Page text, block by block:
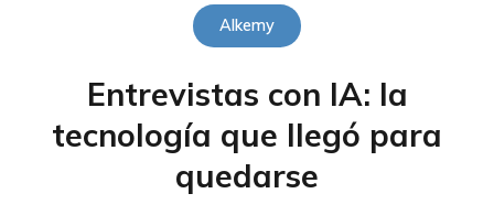
Alkemy
Entrevistas con IA: la
tecnología que llegó para
quedarse